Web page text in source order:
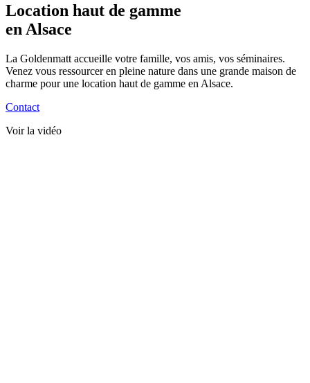
Location haut de gamme
en Alsace
La Goldenmatt accueille votre famille, vos amis, vos séminaires.
Venez vous ressourcer en pleine nature dans une grande maison de
charme pour une location haut de gamme en Alsace.
Contact
Voir la vidéo